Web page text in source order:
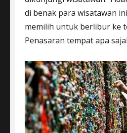
di benak para wisatawan
memilih untuk berlibur ke
Penasaran tempat apa